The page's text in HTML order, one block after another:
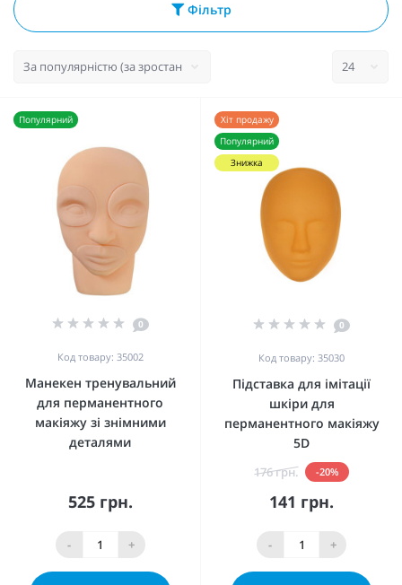
Фільтр
Популярний
0
Код товару: 35002
Манекен тренувальний
для перманентного
макіяжу зі знімними
деталями
525 грн.
- +
Хіт продажу
Популярний
Знижка
0
Код товару: 35030
Підставка для імітації
шкіри для
перманентного макіяжу
5D
176 грн. -20%
141 грн.
- +